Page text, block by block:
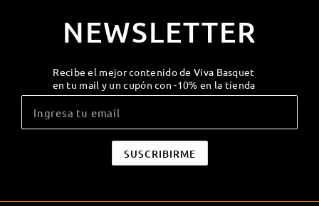
NEWSLETTER
Recibe el mejor contenido de Viva Basquet
en tu mail y un cupón con -10% en la tienda